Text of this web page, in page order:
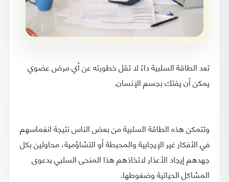
تعد الطاقة السلبية داءً لا تقل خطورته عن أي مرض عضوي
يمكن أن يفتك بجسم الإنسان.
وتتمكن هذه الطاقة السلبية من بعض الناس نتيجة انغماسهم
في الأفكار غير الإيجابية والمحبطة أو التشاؤمية، محاولين بكل
جهدهم إيجاد الأعذار لاتخاذهم هذا المنحى السلبي بدعوى
المشاكل الحياتية وضغوطها.